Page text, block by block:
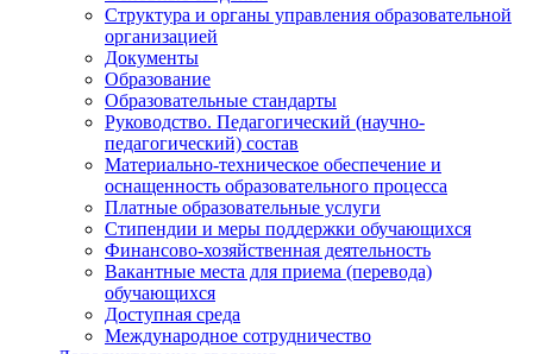
Структура и органы управления образовательной
организацией
Документы
Образование
Образовательные стандарты
Руководство. Педагогический (научно-
педагогический) состав
Материально-техническое обеспечение и
оснащенность образовательного процесса
Платные образовательные услуги
Стипендии и меры поддержки обучающихся
Финансово-хозяйственная деятельность
Вакантные места для приема (перевода)
обучающихся
Доступная среда
Международное сотрудничество